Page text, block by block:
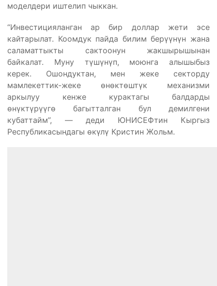
моделдери иштелип чыккан.
“Инвестицияланган ар бир доллар жети эсе
кайтарылат. Коомдук пайда билим берүүнүн жана
саламаттыкты сактоонун жакшырышынан
байкалат. Муну түшүнүп, моюнга алышыбыз
керек. Ошондуктан, мен жеке секторду
мамлекеттик-жеке өнөктөштүк механизми
аркылуу кенже курактагы балдарды
өнүктүрүүгө багытталган бул демилгени
кубаттайм”, — деди ЮНИСЕФтин Кыргыз
Республикасындагы өкүлү Кристин Жольм.